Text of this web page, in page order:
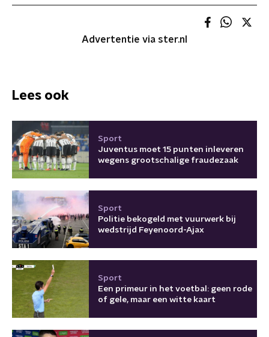
Advertentie via ster.nl
Lees ook
Sport
Juventus moet 15 punten inleveren
wegens grootschalige fraudezaak
Sport
Politie bekogeld met vuurwerk bij
wedstrijd Feyenoord-Ajax
Sport
Een primeur in het voetbal: geen rode
of gele, maar een witte kaart